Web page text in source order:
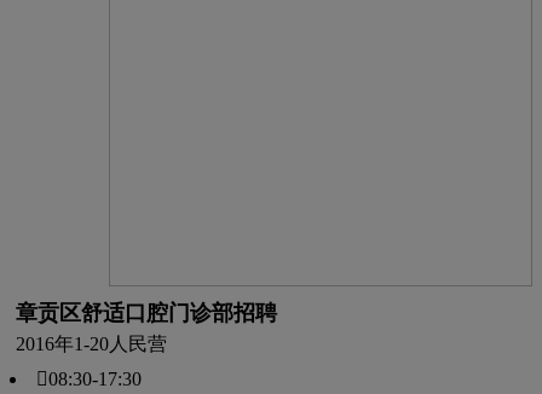
章贡区舒适口腔门诊部招聘
2016年1-20人 民营
08:30-17:30